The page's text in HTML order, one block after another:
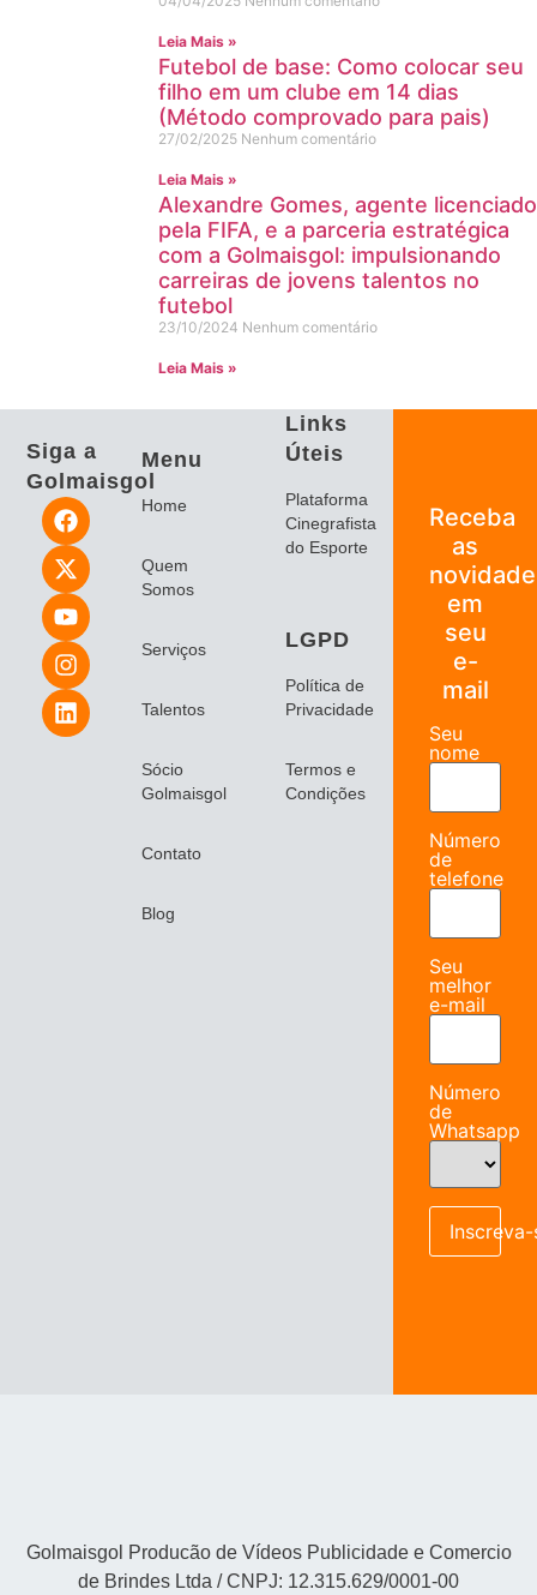
Leia Mais »
Futebol de base: Como colocar seu
filho em um clube em 14 dias
(Método comprovado para pais)
27/02/2025 Nenhum comentário
Leia Mais »
Alexandre Gomes, agente licenciado
pela FIFA, e a parceria estratégica
com a Golmaisgol: impulsionando
carreiras de jovens talentos no
futebol
23/10/2024 Nenhum comentário
Leia Mais »
Siga a
Golmaisgol
Menu
Home
Quem
Somos
Serviços
Talentos
Sócio
Golmaisgol
Contato
Blog
Links
Úteis
Plataforma
Cinegrafista
do Esporte
LGPD
Política de
Privacidade
Termos e
Condições
Receba
as
em
seu
e-
mail
Seu
nome
Número
de
telefone
Seu
melhor
e-mail
Número
de
Whatsapp
Inscreva-
Golmaisgol Producão de Vídeos Publicidade e Comercio
de Brindes Ltda / CNPJ: 12.315.629/0001-00